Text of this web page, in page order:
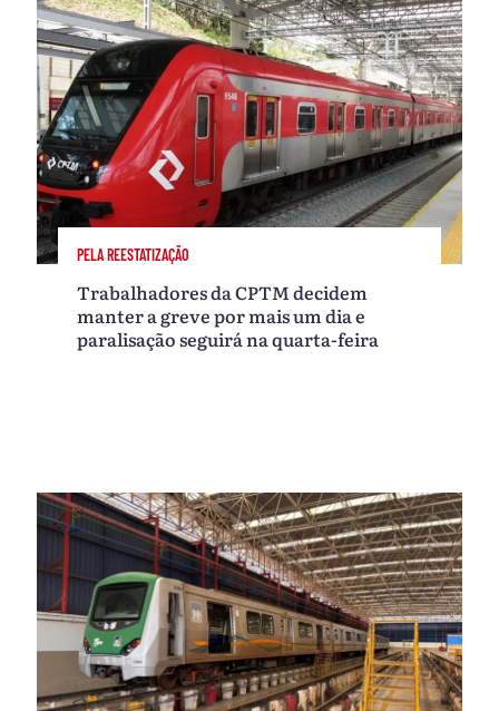
PELA REESTATIZAÇÃO
Trabalhadores da CPTM decidem
manter a greve por mais um dia e
paralisação seguirá na quarta-feira